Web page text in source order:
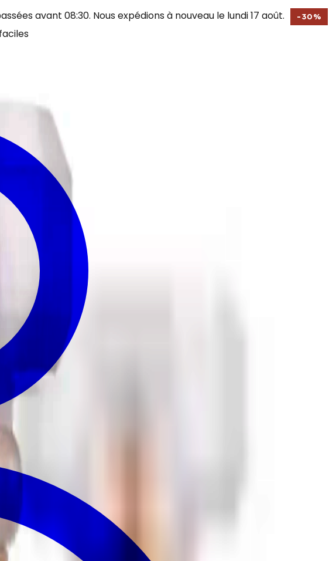
avant 08:30. Nous expédions à nouveau le lundi 17 août.
- 30 %